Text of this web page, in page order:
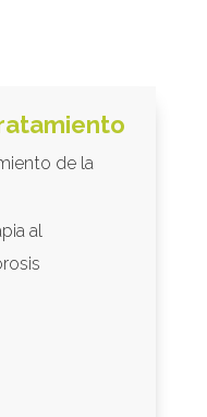
de la
al